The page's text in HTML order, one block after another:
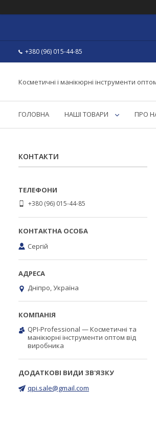
+380 (96) 015-44-85
Косметичні і манікюрні інструменти
ГОЛОВНА НАШІ ТОВАРИ ПРО
КОНТАКТИ
+380 (96) 015-44-85
Сергій
Дніпро, Україна
QPI-Professional — Косметичні та
манікюрні інструменти оптом від
виробника
qpi.sale@gmail.com